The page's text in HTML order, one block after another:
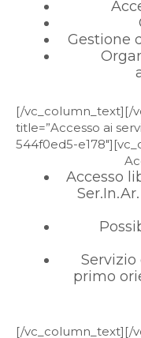
Gestione
[/vc_column_text][/
title=”Accesso ai
544f0ed5-
Accesso
primo
[/vc_column_text][/